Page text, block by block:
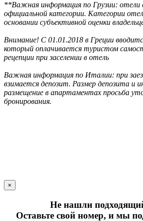
**Важная информация по Грузии: отели
официальной категории. Категории
основании субъективной оценки
Внимание! С 01.01.2018 в Греции
который оплачивается туристом
рецепции при заселении в отель
Важная информация по Италии: при
взимается депозит. Размер депозита и
размещение в апартаментах просьба
бронирования.
×
Не нашли
Оставьте свой номер, и мы